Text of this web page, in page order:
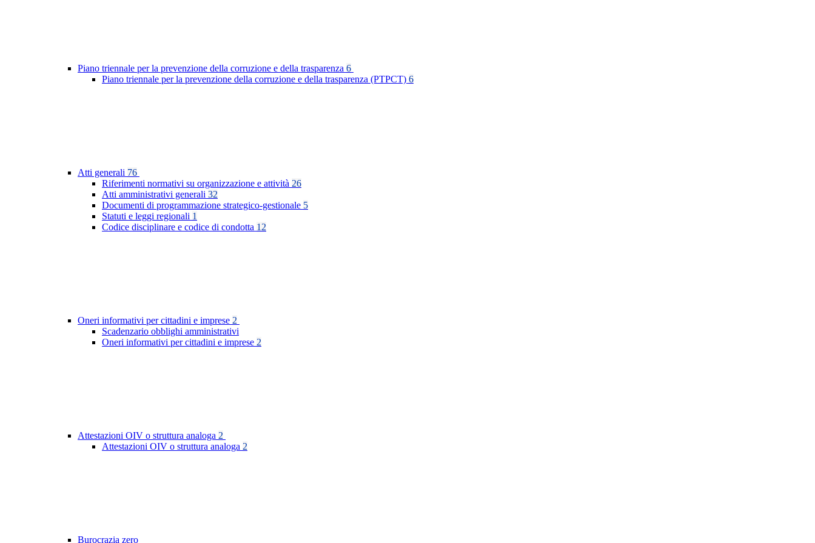
Piano triennale per la prevenzione della corruzione e della trasparenza 6
Piano triennale per la prevenzione della corruzione e della trasparenza (PTPCT) 6
Atti generali 76
Riferimenti normativi su organizzazione e attività 26
Atti amministrativi generali 32
Documenti di programmazione strategico-gestionale 5
Statuti e leggi regionali 1
Codice disciplinare e codice di condotta 12
Oneri informativi per cittadini e imprese 2
Scadenzario obblighi amministrativi
Oneri informativi per cittadini e imprese 2
Attestazioni OIV o struttura analoga 2
Attestazioni OIV o struttura analoga 2
Burocrazia zero